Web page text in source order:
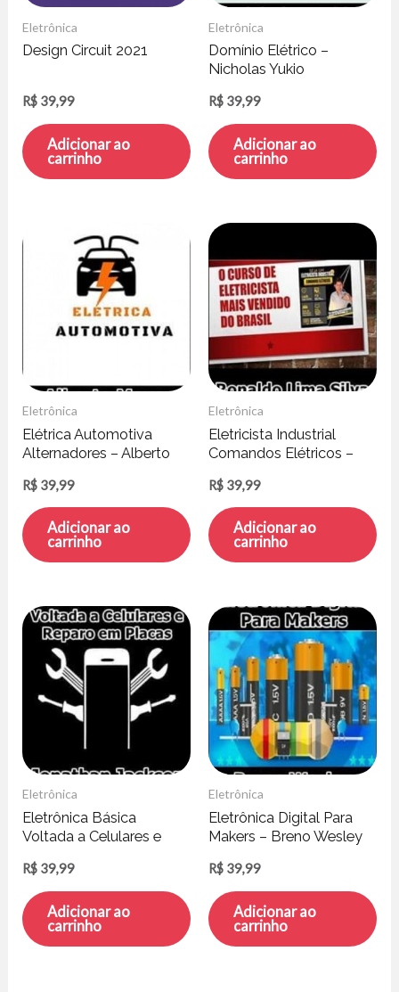
Eletrônica
Design Circuit 2021
R$ 39,99
Adicionar ao
carrinho
Eletrônica
Domínio Elétrico –
Nicholas Yukio
R$ 39,99
Adicionar ao
carrinho
Eletrônica
Elétrica Automotiva
Alternadores – Alberto
R$ 39,99
Adicionar ao
carrinho
Eletrônica
Eletricista Industrial
Comandos Elétricos –
R$ 39,99
Adicionar ao
carrinho
Eletrônica
Eletrônica Básica
Voltada a Celulares e
Jonathan Jackson
R$ 39,99
Adicionar ao
carrinho
Eletrônica
Eletrônica Digital Para
Makers – Breno Wesley
R$ 39,99
Adicionar ao
carrinho